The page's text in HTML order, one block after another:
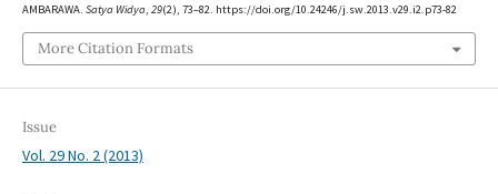
AMBARAWA. Satya Widya, 29(2), 73–82. https://doi.org/10.24246/j.sw.2013.v29.i2.p73-82
More Citation Formats
Issue
Vol. 29 No. 2 (2013)